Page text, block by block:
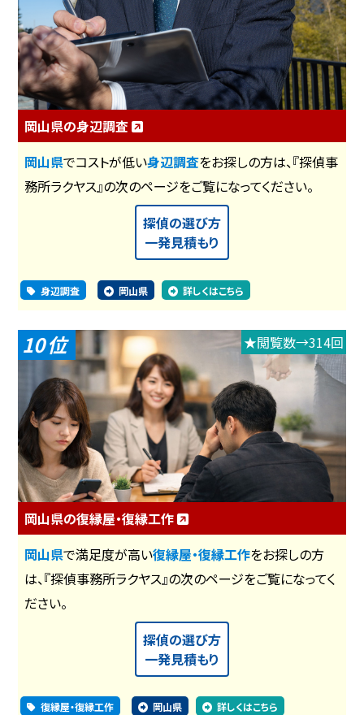
岡山県の身辺調査
岡山県でコストが低い身辺調査をお探しの方は、『探偵事
務所ラクヤス』の次のページをご覧になってください。
探偵の選び方
一発見積もり
身辺調査 岡山県 詳しくはこちら
10 ★閲覧数→314回
岡山県の復縁屋・復縁工作
岡山県で満足度が高い復縁屋・復縁工作をお探しの方
は、『探偵事務所ラクヤス』の次のページをご覧になってく
ださい。
探偵の選び方
一発見積もり
復縁屋・復縁工作 岡山県 詳しくはこちら